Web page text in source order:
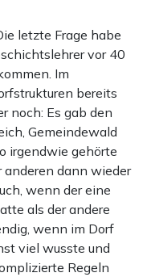
letzte Frage habe
vor 40
Im
bereits
noch: Es gab den
Gemeindewald
irgendwie gehörte
anderen dann wieder
wenn der eine
als der andere
wenn im Dorf
viel wusste und
Regeln